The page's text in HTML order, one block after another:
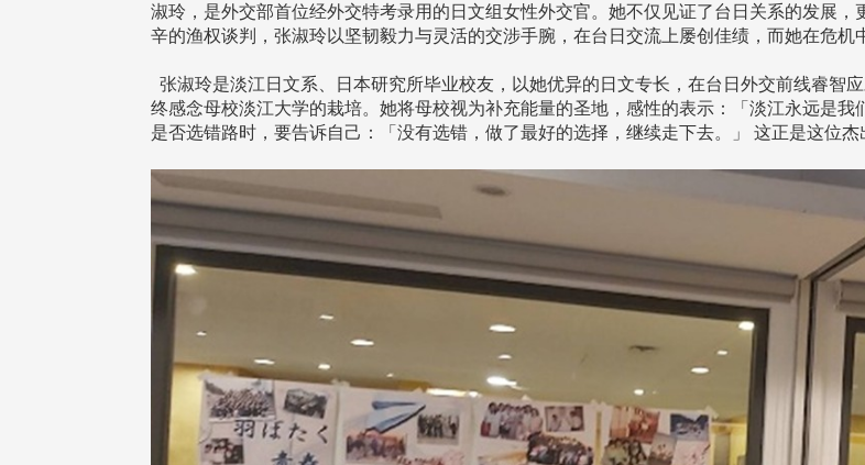
淑玲，是外交部首位经外交特考录用的日文组女性外交官。她不仅见证了台日关系的发展
辛的渔权谈判，张淑玲以坚韧毅力与灵活的交涉手腕，在台日交流上屡创佳绩，而她在危机
张淑玲是淡江日文系、日本研究所毕业校友，以她优异的日文专长，在台日外交前线睿智
终感念母校淡江大学的栽培。她将母校视为补充能量的圣地，感性的表示：「淡江永远是
是否选错路时，要告诉自己：「没有选错，做了最好的选择，继续走下去。」 这正是这位杰